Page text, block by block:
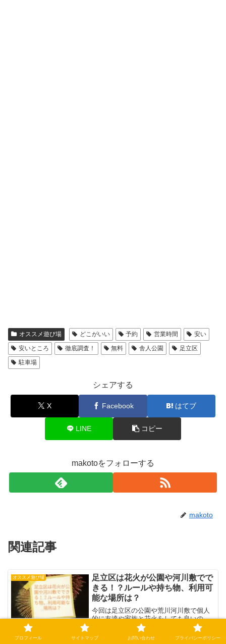
オススメ遊び場 どこがいい 予約 営業時間
安い
安いところ
徹底調査！ 無料 舎人公園
足立区
駐車場
シェアする
X Facebook はてブ
LINE コピー
makotoをフォローする
makoto
関連記事
オススメ遊び場
足立区は花火が公園や河川敷でで
きる！？ルールや持ち物、利用可
能な場所は？
今回は足立区の公園や荒川河川敷で個人
的に友達や家族と花火をしても良いの
か？なんとなく公園での花火は禁止なの
かな？子供と花火をしたいけど、家には
プロフィール サイトマップ お問い合わせ プライバシーポリシー